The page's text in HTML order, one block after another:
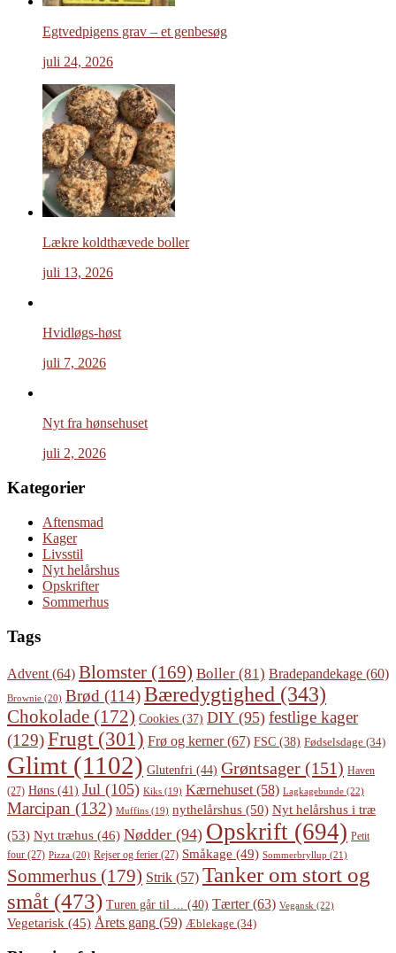
Egtvedpigens grav – et genbesøg
juli 24, 2026
Lækre koldthævede boller
juli 13, 2026
Hvidløgs-høst
juli 7, 2026
Nyt fra hønsehuset
juli 2, 2026
Kategorier
Aftensmad
Kager
Livsstil
Nyt helårshus
Opskrifter
Sommerhus
Tags
Advent (64) Blomster (169) Boller (81) Bradepandekage (60)
Brownie (20) Brød (114)Bæredygtighed (343)
Chokolade (172) Cookies (37) DIY(95) festlige kager
(129)Frugt(301) Frø og kerner(67) FSC (38) Fødselsdage (34)
Glimt (1102) Glutenfri (44) Grøntsager (151) Haven
(27) Høns (41) Jul (105) Kiks (19) Kærnehuset (58) Lagkagebunde (22)
Marcipan (132) Muffins (19) nythelårshus (50) Nyt helårshus i træ
(53) Nyt træhus (46) Nødder (94) Opskrift (694) Petit
four (27) Pizza (20) Rejser og ferier (27) Småkage (49) Sommerbryllup (21)
Sommerhus (179) Strik (57) Tanker om stort og
småt (473) Turen går til ... (40) Tærter(63) Vegansk (22)
Vegetarisk (45) Årets gang (59) Æblekage (34)